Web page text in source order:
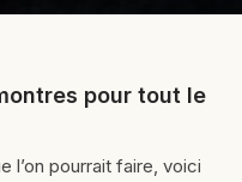
pour tout le
l’on pourrait faire, voici